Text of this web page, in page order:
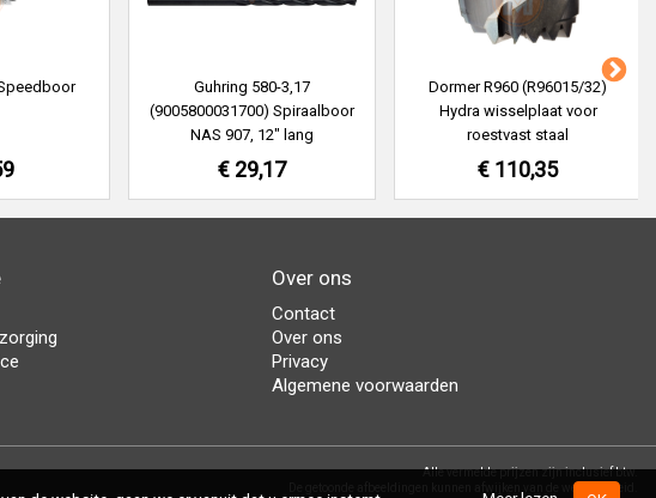
Guhring 580-3,17
(9005800031700) Spiraalboor
NAS 907, 12" lang
€ 29,17
Dormer R960 (R96015/32)
Hydra wisselplaat voor
roestvast staal
€ 110,35
Over ons
Contact
Over ons
Privacy
Algemene voorwaarden
Alle vermelde prijzen zijn inclusief btw.
De getoonde afbeeldingen kunnen afwijken van de werkelijkheid.